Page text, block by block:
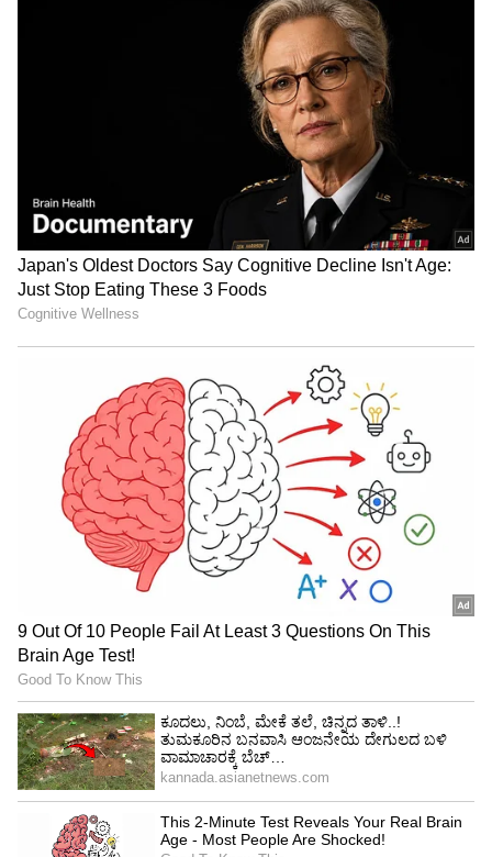
ಒಳ್ಳೆಯದಲ್ಲ. ಕಲಿಯುವಾಗಲೇ ಕಲಿಯಬೇಕು. ಈ
ವಿಷಯದಲ್ಲಿ ಹೊಂದಾಣಿಕೆಯಾಗಬಾರದು. ಇಂತಹ
ಮನಸ್ಥಿತಿಯನ್ನು ತೆಗೆದು ಹಾಕಬೇಕು. ಎನ್‌ಇಪಿ ಶಿಕ್ಷಣ ನೀತಿ
ಬಗ್ಗೆಯೂ ತಿಳಿದುಕೊಳ್ಳಬೇಕು ಎಂದು ಅವರು ವಿದ್ಯಾರ್ಥಿಗಳಿಗೆ
ಜಾಗತಿಕ ಮಟ್ಟದಲ್ಲಿ ಗುರುತಿಸಿಕೊಳ್ಳಬೇಕು:ಸುತ್ತೂರು
ಮಠದ ಶ್ರೀ ಶಿವರಾತ್ರಿ ದೇಶಿಕೇಂದ್ರ ಸ್ವಾಮೀಜಿ ಸಾನ್ನಿಧ್ಯ ವಹಿಸಿ
ಮಾತನಾಡಿ, ಉತ್ತಮ ಆಡಳಿತ ವ್ಯವಸ್ಥೆಯಿಂದ ಗುಡ್‌
ಗವರ್ನೆನ್ಸ್‌ ಆಗುತ್ತದೆ. ಇಂತಹ ಗುಡ್‌ ಗವರ್ನೆನ್ಸ್‌ಗೆ ನಮ್ಮ
ನಾಲ್ವಡಿ ಕೃಷ್ಣರಾಜ ಒಡೆಯರ್‌ಗಿಂತ ಉದಾಹರಣೆ ಬೇಕಿಲ್ಲ.
ಪ್ರಜ್ಞಾಪ್ರಭುತ್ವಕ್ಕೆ ನೀರೆರೆದವರೇ ಅವರು.
ವಿಶ್ವವಿದ್ಯಾನಿಲಯಗಳು ಹೆಚ್ಚಾದಂತೆ ಅವುಗಳ
ಗುಣಮಟ್ಟಮತ್ತು ಅಭಿವೃದ್ಧಿಯೂ ಹೆಚ್ಚಾಗಬೇಕು. ತಮ್ಮ
ಸ್ಥಾನಮಾನಗಳನ್ನು ಕಾಪಾಡಿಕೊಂಡು, ಜಾಗತಿಕ ಮಟ್ಟದಲ್ಲಿ